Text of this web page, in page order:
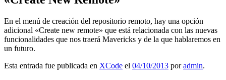
En el menú de creación del repositorio remoto, hay una opción
adicional «Create new remote» que está relacionada con las nuevas
funcionalidades que nos traerá Mavericks y de la que hablaremos en
un futuro.
Esta entrada fue publicada en XCode el 04/10/2013 poradmin.